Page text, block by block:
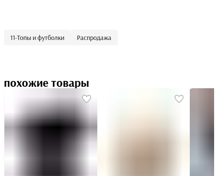
11-Топы и футболки Распродажа
похожие товары